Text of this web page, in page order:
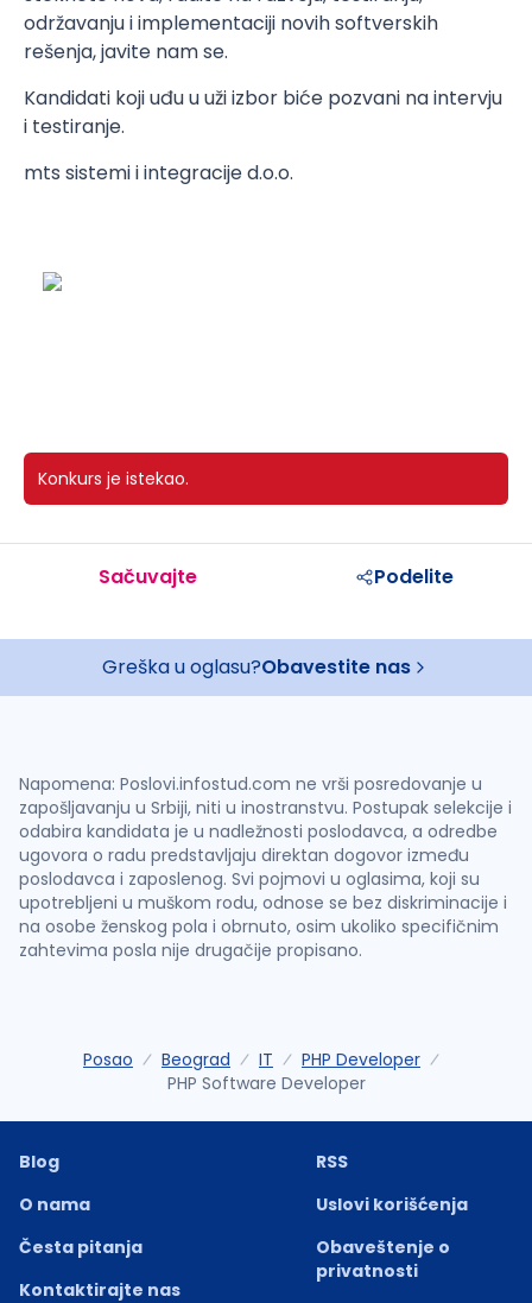
održavanju i implementaciji novih softverskih
rešenja, javite nam se.
Kandidati koji uđu u uži izbor biće pozvani na intervju
i testiranje.
mts sistemi i integracije d.o.o.
Konkurs je istekao.
Sačuvajte Podelite
Greška u oglasu?Obavestite nas
Napomena: Poslovi.infostud.com ne vrši posredovanje u
zapošljavanju u Srbiji, niti u inostranstvu. Postupak selekcije i
odabira kandidata je u nadležnosti poslodavca, a odredbe
ugovora o radu predstavljaju direktan dogovor između
poslodavca i zaposlenog. Svi pojmovi u oglasima, koji su
upotrebljeni u muškom rodu, odnose se bez diskriminacije i
na osobe ženskog pola i obrnuto, osim ukoliko specifičnim
zahtevima posla nije drugačije propisano.
Posao Beograd IT
PHP Developer
PHP Software Developer
Blog
O nama
Česta pitanja
Kontaktirajte nas
RSS
Uslovi korišćenja
Obaveštenje o
privatnosti